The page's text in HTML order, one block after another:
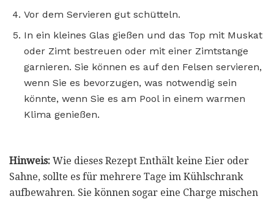
Vor dem Servieren gut schütteln.
In ein kleines Glas gießen und das Top mit Muskat
oder Zimt bestreuen oder mit einer Zimtstange
garnieren. Sie können es auf den Felsen servieren,
wenn Sie es bevorzugen, was notwendig sein
könnte, wenn Sie es am Pool in einem warmen
Klima genießen.
Hinweis: Wie dieses Rezept Enthält keine Eier oder
Sahne, sollte es für mehrere Tage im Kühlschrank
aufbewahren. Sie können sogar eine Charge mischen